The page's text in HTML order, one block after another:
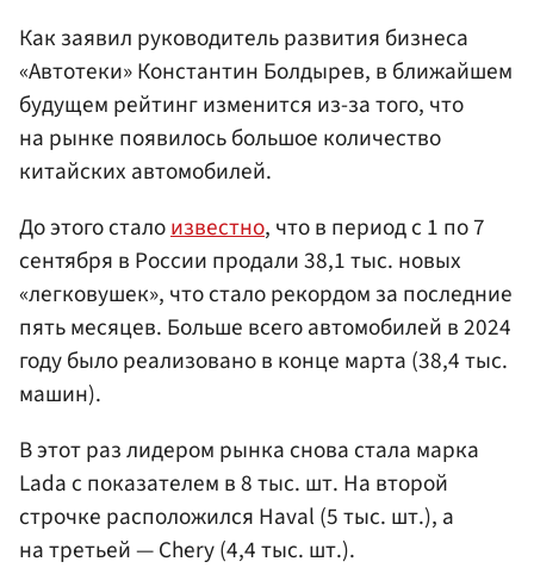
Как заявил руководитель развития бизнеса
«Автотеки» Константин Болдырев, в ближайшем
будущем рейтинг изменится из-за того, что
на рынке появилось большое количество
китайских автомобилей.
До этого сталоизвестно, что в период с 1 по 7
сентября в России продали 38,1 тыс. новых
«легковушек», что стало рекордом за последние
пять месяцев. Больше всего автомобилей в 2024
году было реализовано в конце марта (38,4 тыс.
машин).
В этот раз лидером рынка снова стала марка
Lada с показателем в 8 тыс. шт. На второй
строчке расположился Haval (5 тыс. шт.), а
на третьей — Chery (4,4 тыс. шт.).